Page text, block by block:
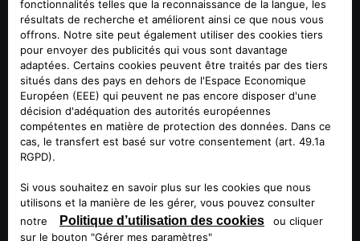
A partir de 41.350
ALFA ROMEOTONALE HYBRIDE